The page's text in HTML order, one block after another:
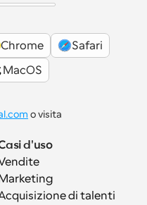
Chrome
Safari
MacOS
d'uso
di talenti